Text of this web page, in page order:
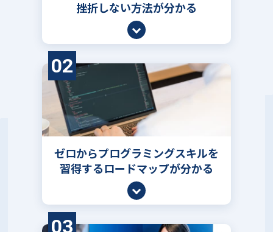
挫折しない方法が分かる
02
ゼロからプログラミングスキルを
習得するロードマップが分かる
03